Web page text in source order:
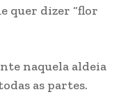
quer dizer “flor
naquela aldeia
as partes.